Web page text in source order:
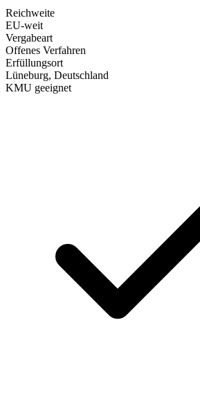
Reichweite
EU-weit
Vergabeart
Offenes Verfahren
Erfüllungsort
Lüneburg, Deutschland
KMU geeignet